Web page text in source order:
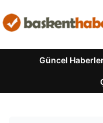
Güncel